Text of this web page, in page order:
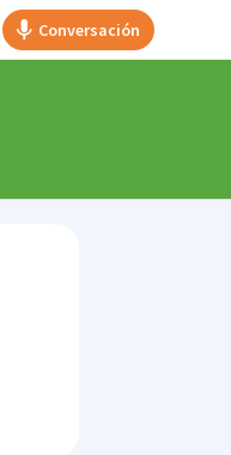
Conversación